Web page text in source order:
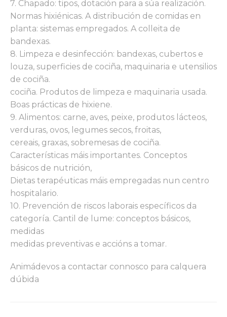
7. Chapado: tipos, dotación para a súa realización.
Normas hixiénicas. A distribución de comidas en
planta: sistemas empregados. A colleita de
bandexas.
8. Limpeza e desinfección: bandexas, cubertos e
louza, superficies de cociña, maquinaria e utensilios
de cociña.
cociña. Produtos de limpeza e maquinaria usada.
Boas prácticas de hixiene.
9. Alimentos: carne, aves, peixe, produtos lácteos,
verduras, ovos, legumes secos, froitas,
cereais, graxas, sobremesas de cociña.
Características máis importantes. Conceptos
básicos de nutrición,
Dietas terapéuticas máis empregadas nun centro
hospitalario.
10. Prevención de riscos laborais específicos da
categoría. Cantil de lume: conceptos básicos,
medidas
medidas preventivas e accións a tomar.
Animádevos a contactar connosco para calquera
dúbida